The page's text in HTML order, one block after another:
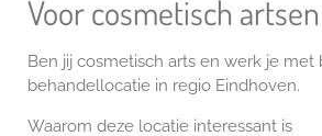
Voor cosmetisch artsen
Ben jij cosmetisch arts en werk je
behandellocatie in regio Eindhoven.
Waarom deze locatie interessant is